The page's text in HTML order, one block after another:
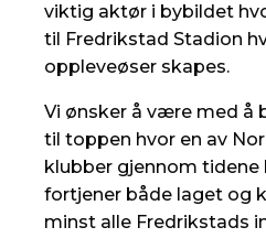
viktig aktør i bybildet
til Fredrikstad Stadion
oppleveøser skapes.
Vi ønsker å være med å
til toppen hvor en av
klubber gjennom tidene
fortjener både laget og
minst alle Fredrikstads